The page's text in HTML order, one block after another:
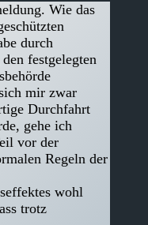
Wie das
durch
festgelegten
mir zwar
Durchfahrt
gehe ich
vor der
Regeln der
wohl
trotz